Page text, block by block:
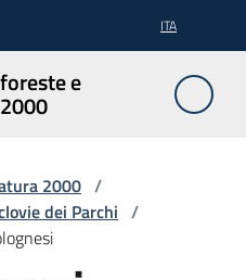
ITA
e
2000 /
dei Parchi /